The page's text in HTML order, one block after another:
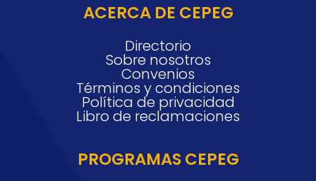
ACERCA DE CEPEG
Directorio
Sobre nosotros
Convenios
Términos y condiciones
Política de privacidad
Libro de reclamaciones
PROGRAMAS CEPEG